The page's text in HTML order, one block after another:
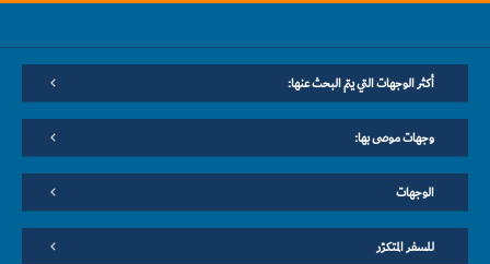
أكثر الوجهات التي يتم البحث عنها:
وجهات موصى بها:
الوجهات
للسفر المتكرّر